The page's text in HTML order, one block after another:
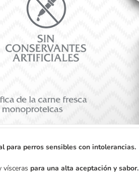
para perros sensibles con intolerancias.
vísceras para una alta aceptación y sabor.